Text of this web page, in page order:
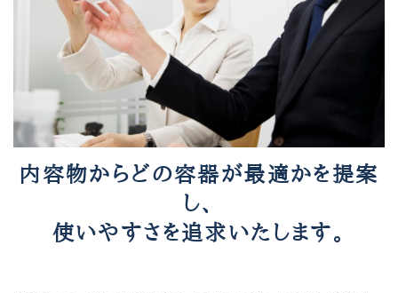
内容物からどの容器が最適かを提案
し、
使いやすさを追求いたします。